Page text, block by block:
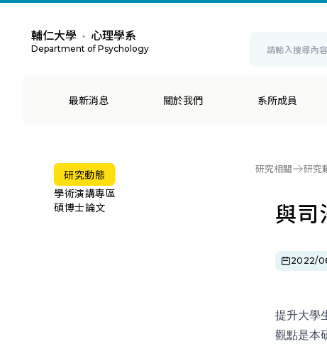
輔仁大學 ・ 心理學系
Department of Psychology
最新消息 關於我們 系所成員
研究動態
學術演講專區
碩博士論文
研究相關 研究
與司
2022/
提升大學
觀點是本